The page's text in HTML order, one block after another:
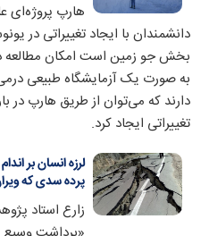
هارپ پروژه‌ای
دانشمندان با ایجاد تغییراتی در
بخش جو زمین است امکان مطالعه
به صورت یک آزمایشگاه طبیعی
دارند که می‌توان از طریق هارپ در
تغییراتی ایجاد کرد.
لرزه انسان‌ بر
پرده سدی که
زارع استاد